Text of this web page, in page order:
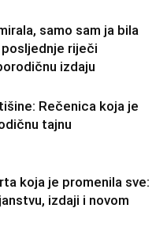
samo sam ja bila
posljednje riječi
izdaju
Rečenica koja je
tajnu
koja je promenila sve:
izdaji i novom